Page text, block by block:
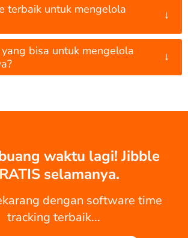
terbaik untuk mengelola
↓
bisa untuk mengelola
↓
waktu lagi! Jibble
selamanya.
dengan software time
tracking terbaik...